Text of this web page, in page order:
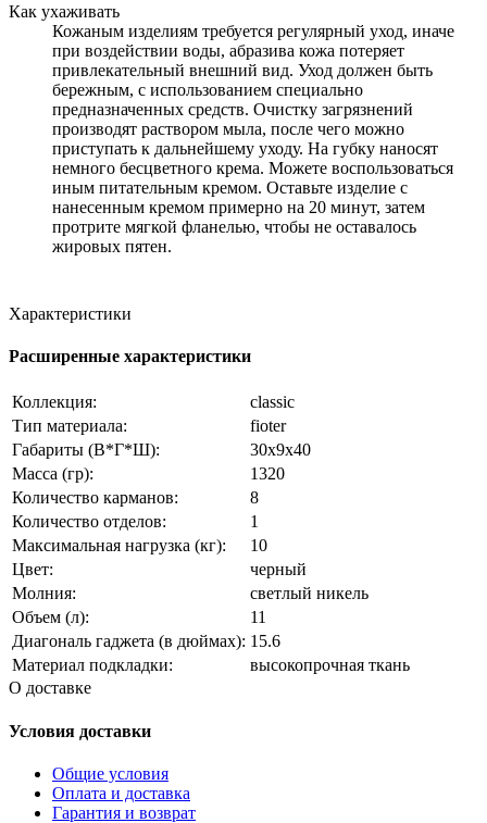
Как ухаживать
Кожаным изделиям требуется регулярный уход, иначе
при воздействии воды, абразива кожа потеряет
привлекательный внешний вид. Уход должен быть
бережным, с использованием специально
предназначенных средств. Очистку загрязнений
производят раствором мыла, после чего можно
приступать к дальнейшему уходу. На губку наносят
немного бесцветного крема. Можете воспользоваться
иным питательным кремом. Оставьте изделие с
нанесенным кремом примерно на 20 минут, затем
протрите мягкой фланелью, чтобы не оставалось
жировых пятен.
Характеристики
Расширенные характеристики
Коллекция:
classic
Тип материала:
fioter
Габариты (В*Г*Ш):
30x9x40
Масса (гр):
1320
Количество карманов:
8
Количество отделов:
1
Максимальная нагрузка (кг):
10
Цвет:
черный
Молния:
светлый никель
Объем (л):
11
Диагональ гаджета (в дюймах): 15.6
Материал подкладки:
высокопрочная ткань
О доставке
Условия доставки
Общие условия
Оплата и доставка
Гарантия и возврат